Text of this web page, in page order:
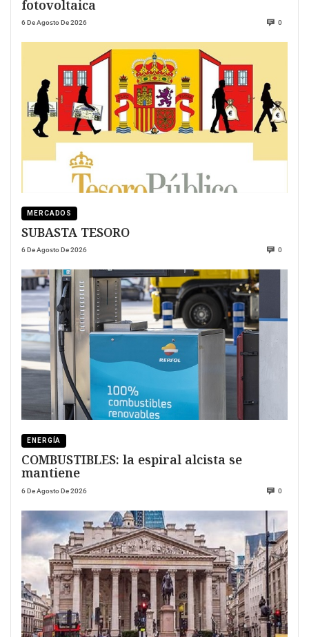
fotovoltaica
6 De Agosto De 2026 0
MERCADOS
SUBASTA TESORO
6 De Agosto De 2026 0
ENERGÍA
COMBUSTIBLES: la espiral alcista se
mantiene
6 De Agosto De 2026 0